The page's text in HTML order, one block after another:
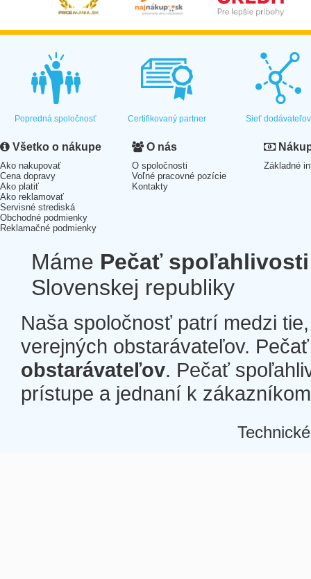
Popredná spoločnosť Certifikovaný partner Sieť dodávateľov
Všetko o nákupe
Ako nakupovať
Cena dopravy
Ako platiť
Ako reklamovať
Servisné strediská
Obchodné podmienky
Reklamačné podmienky
O nás
O spoločnosti
Voľné pracovné pozície
Kontakty
Základné
Máme Pečať spoľahlivosti
Slovenskej republiky
Naša spoločnosť patrí medzi
verejných obstarávateľov.
obstarávateľov. Pečať
prístupe a jednaní k